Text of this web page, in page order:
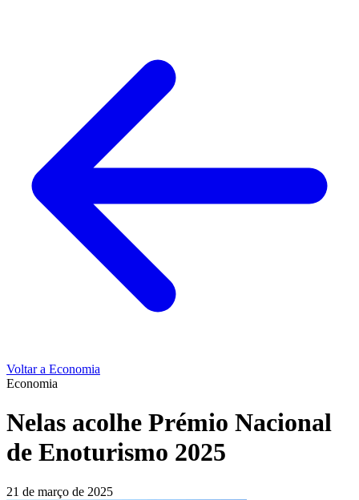
Voltar a Economia
Economia
Nelas acolhe Prémio Nacional
de Enoturismo 2025
21 de março de 2025